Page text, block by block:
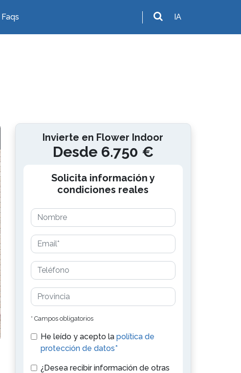
Faqs IA
Invierte en Flower Indoor
Desde 6.750 €
Solicita información y
condiciones reales
* Campos obligatorios
He leído y acepto la política de
protección de datos*
¿Desea recibir información de otras